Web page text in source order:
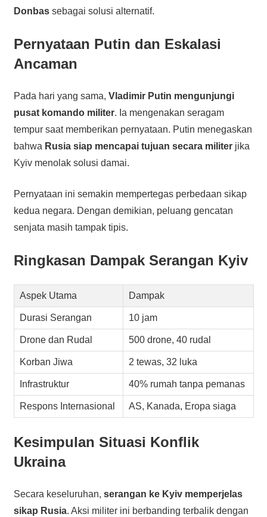
Donbassebagai solusi alternatif.
Pernyataan Putin dan Eskalasi
Ancaman
Pada hari yang sama, Vladimir Putin mengunjungi
pusat komando militer. Ia mengenakan seragam
tempur saat memberikan pernyataan. Putin menegaskan
bahwa Rusia siap mencapai tujuan secara militerjika
Kyiv menolak solusi damai.
Pernyataan ini semakin mempertegas perbedaan sikap
kedua negara. Dengan demikian, peluang gencatan
senjata masih tampak tipis.
Ringkasan Dampak Serangan Kyiv
Aspek Utama Dampak
Durasi Serangan 10 jam
Drone dan Rudal 500 drone, 40 rudal
Korban Jiwa 2 tewas, 32 luka
Infrastruktur 40% rumah tanpa pemanas
Respons Internasional AS, Kanada, Eropa siaga
Kesimpulan Situasi Konflik
Ukraina
Secara keseluruhan, serangan ke Kyiv memperjelas
sikap Rusia. Aksi militer ini berbanding terbalik dengan